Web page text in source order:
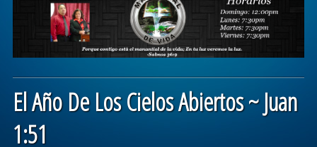
El Año De Los Cielos Abiertos ~ Juan
1:51